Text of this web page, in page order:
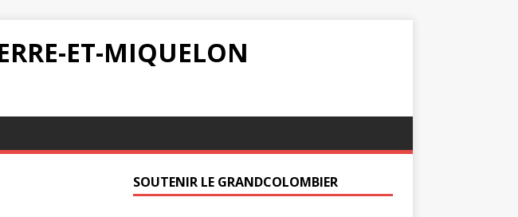
ET-MIQUELON
SOUTENIR LE GRANDCOLOMBIER